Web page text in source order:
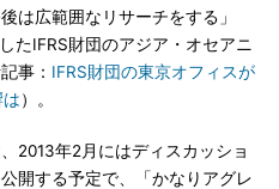
は広範囲なリサーチをする」
たIFRS財団のアジア・オセアニ
事： IFRS財団の東京オフィスが
）。
2013年2月にはディスカッショ
開する予定で、「かなりアグレ